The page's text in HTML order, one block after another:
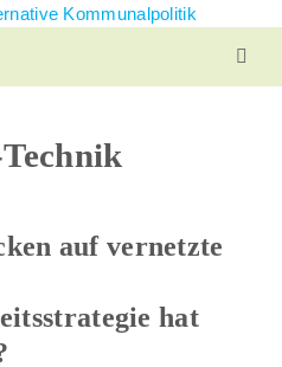
auf vernetzte
hat